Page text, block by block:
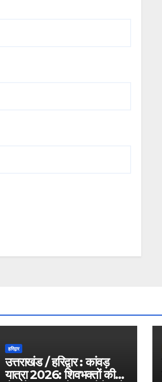
हरिद्वार
उत्तराखंड / हरिद्वार : कांवड़
यात्रा 2026: शिवभक्तों की